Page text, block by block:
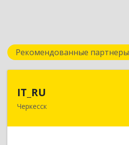
Рекомендованные партнеры
IT_RU
Черкесск